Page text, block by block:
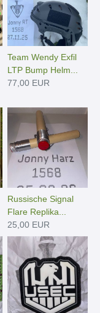
Team Wendy Exfil
LTP Bump Helm...
77,00 EUR
Russische Signal
Flare Replika...
25,00 EUR